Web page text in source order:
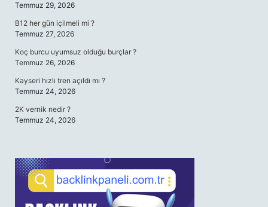
Temmuz 29, 2026
B12 her gün içilmeli mi ?
Temmuz 27, 2026
Koç burcu uyumsuz olduğu burçlar ?
Temmuz 26, 2026
Kayseri hızlı tren açıldı mı ?
Temmuz 24, 2026
2K vernik nedir ?
Temmuz 24, 2026